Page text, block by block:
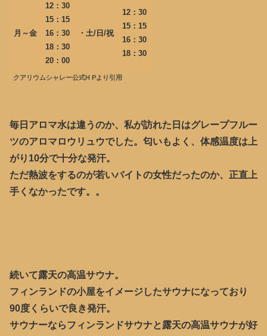
月～金
12：30
15：15
16：30
18：30
20：00
・土/日/祝
12：30
15：15
16：30
18：30
クアリウムシャレー公式H Pより引用
毎日アロマ水は違うのか、私が訪れた日はグレープフルー
ツのアロマロウリュウでした。匂いもよく、体感温度は上
がり10分で十分な発汗。
ただ熱波をするのが若いバイトの女性だったのか、正直上
手くなかったです。。
続いて露天の高温サウナ。
フィンランドの小屋をイメージしたサウナになっており
90度くらいで良き発汗。
サウナーならフィンランドサウナと露天の高温サウナが好